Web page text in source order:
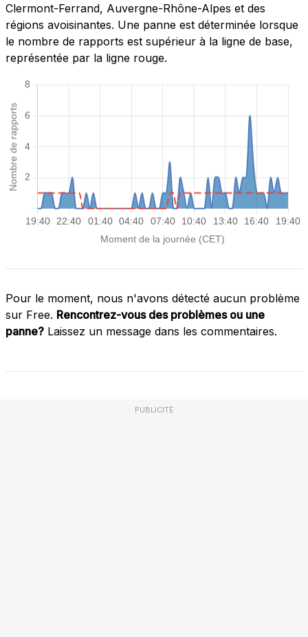
Clermont-Ferrand, Auvergne-Rhône-Alpes et des
régions avoisinantes. Une panne est déterminée lorsque
le nombre de rapports est supérieur à la ligne de base,
représentée par la ligne rouge.
Pour le moment, nous n'avons détecté aucun problème
sur Free. Rencontrez-vous des problèmes ou une
panne? Laissez un message dans les commentaires.
PUBLICITÉ